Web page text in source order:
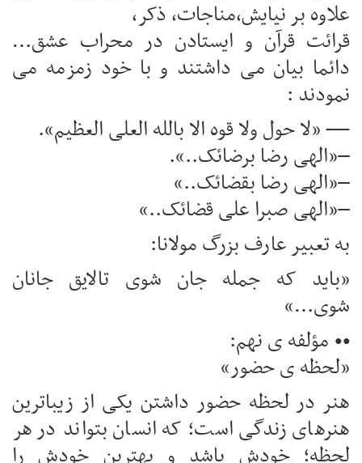
علاوه بر نیایش،مناجات، ذکر،
قرائت قرآن و ایستادن در محراب عشق…
دائما بیان می داشتند و با خود زمزمه می
نمودند :
— «لا حول ولا قوه الا بالله العلی العظیم».
–«الهی رضا برضائک..».
–«الهی رضا بقضائک..»
–«الهی صبرا علی قضائک..»
به تعبیر عارف بزرگ مولانا:
«باید که جمله جان شوی تالایق جانان
شوی…»
•• مؤلفه ی نهم:
«لحظه ی حضور»
هنر در لحظه حضور داشتن یکی از زیباترین
هنرهای زندگی است؛ که انسان بتواند در هر